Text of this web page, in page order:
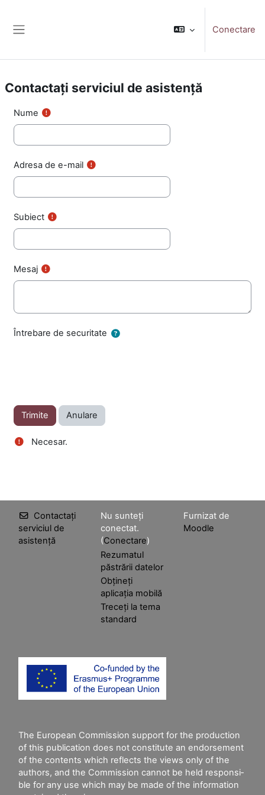
Conectare
Contactați serviciul de asistență
Nume
Adresa de e-mail
Subiect
Mesaj
Întrebare de securitate
Necesar.
Contactați
serviciul de
asistență
Nu sunteți
conectat.
(Conectare)
Rezumatul
păstrării datelor
Obțineți
aplicația mobilă
Treceți la tema
standard
Furnizat de
Moodle
The European Commission support for the production
of this publication does not constitute an endorsement
of the contents which reflects the views only of the
authors, and the Commission cannot be held responsi­
ble for any use which may be made of the information